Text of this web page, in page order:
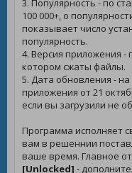
3. Популярность - по
100 000+, о
показывает число
популярность.
4. Версия приложения -
котором сжаты файлы.
5. Дата обновления -
приложения от 21
если вы загрузили не
Программа исполняет
вам в решеннии
ваше время. Главное
[Unlocked] -